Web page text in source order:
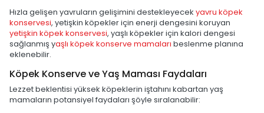
Hızla gelişen yavruların gelişimini destekleyecek yavru köpek
konservesi, yetişkin köpekler için enerji dengesini koruyan
yetişkin köpek konservesi, yaşlı köpekler için kalori dengesi
sağlanmış yaşlı köpek konserve mamaları beslenme planına
eklenebilir.
Köpek Konserve ve Yaş Maması Faydaları
Lezzet beklentisi yüksek köpeklerin iştahını kabartan yaş
mamaların potansiyel faydaları şöyle sıralanabilir: